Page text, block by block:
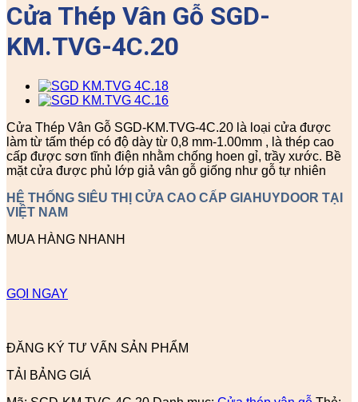
Cửa Thép Vân Gỗ SGD-
KM.TVG-4C.20
Cửa Thép Vân Gỗ SGD-KM.TVG-4C.20 là loại cửa được
làm từ tấm thép có độ dày từ 0,8 mm-1.00mm , là thép cao
cấp được sơn tĩnh điện nhằm chống hoen gỉ, trầy xước. Bề
mặt cửa được phủ lớp giả vân gỗ giống như gỗ tự nhiên
HỆ THỐNG SIÊU THỊ CỬA CAO CẤP GIAHUYDOOR TẠI
VIỆT NAM
MUA HÀNG NHANH
GỌI NGAY
ĐĂNG KÝ TƯ VẤN SẢN PHẨM
TẢI BẢNG GIÁ